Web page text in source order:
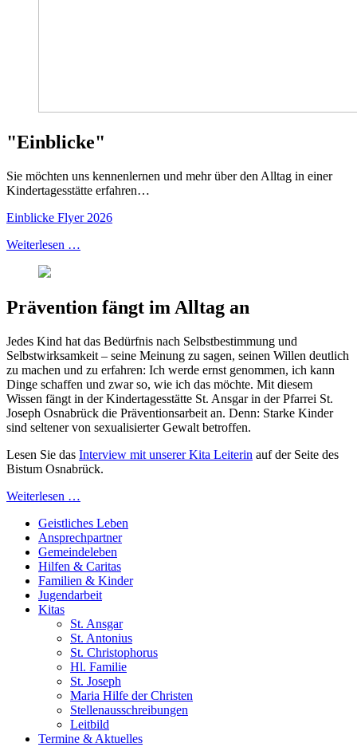
"Einblicke"
Sie möchten uns kennenlernen und mehr über den Alltag in einer
Kindertagesstätte erfahren…
Einblicke Flyer 2026
Weiterlesen …
Prävention fängt im Alltag an
Jedes Kind hat das Bedürfnis nach Selbstbestimmung und
Selbstwirksamkeit – seine Meinung zu sagen, seinen Willen deutlich
zu machen und zu erfahren: Ich werde ernst genommen, ich kann
Dinge schaffen und zwar so, wie ich das möchte. Mit diesem
Wissen fängt in der Kindertagesstätte St. Ansgar in der Pfarrei St.
Joseph Osnabrück die Präventionsarbeit an. Denn: Starke Kinder
sind seltener von sexualisierter Gewalt betroffen.
Lesen Sie das Interview mit unserer Kita Leiterin auf der Seite des
Bistum Osnabrück.
Weiterlesen …
Geistliches Leben
Ansprech­partner
Gemeinde­leben
Hilfen & Caritas
Familien & Kinder
Jugend­arbeit
Kitas
St. Ansgar
St. Antonius
St. Christophorus
Hl. Familie
St. Joseph
Maria Hilfe der Christen
Stellenausschreibungen
Leitbild
Termine & Aktuelles